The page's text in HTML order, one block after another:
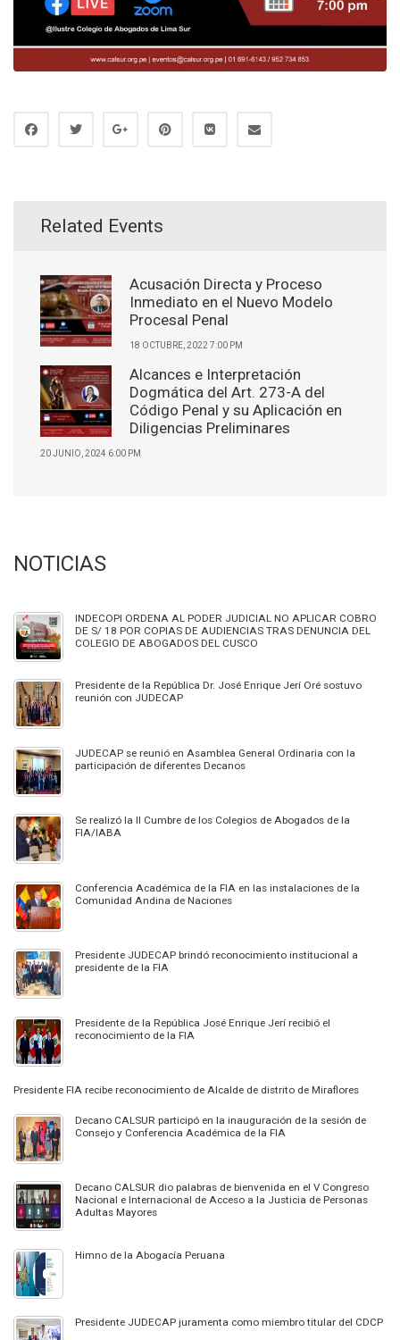
Related Events
Acusación Directa y Proceso
Inmediato en el Nuevo Modelo
Procesal Penal
18 OCTUBRE, 2022 7:00 PM
Alcances e Interpretación
Dogmática del Art. 273-A del
Código Penal y su Aplicación en
Diligencias Preliminares
20 JUNIO, 2024 6:00 PM
NOTICIAS
INDECOPI ORDENA AL PODER JUDICIAL NO APLICAR COBRO
DE S/ 18 POR COPIAS DE AUDIENCIAS TRAS DENUNCIA DEL
COLEGIO DE ABOGADOS DEL CUSCO
Presidente de la República Dr. José Enrique Jerí Oré sostuvo
reunión con JUDECAP
JUDECAP se reunió en Asamblea General Ordinaria con la
participación de diferentes Decanos
Se realizó la II Cumbre de los Colegios de Abogados de la
FIA/IABA
Conferencia Académica de la FIA en las instalaciones de la
Comunidad Andina de Naciones
Presidente JUDECAP brindó reconocimiento institucional a
presidente de la FIA
Presidente de la República José Enrique Jerí recibió el
reconocimiento de la FIA
Presidente FIA recibe reconocimiento de Alcalde de distrito de Miraflores
Decano CALSUR participó en la inauguración de la sesión de
Consejo y Conferencia Académica de la FIA
Decano CALSUR dio palabras de bienvenida en el V Congreso
Nacional e Internacional de Acceso a la Justicia de Personas
Adultas Mayores
Himno de la Abogacía Peruana
Presidente JUDECAP juramenta como miembro titular del CDCP